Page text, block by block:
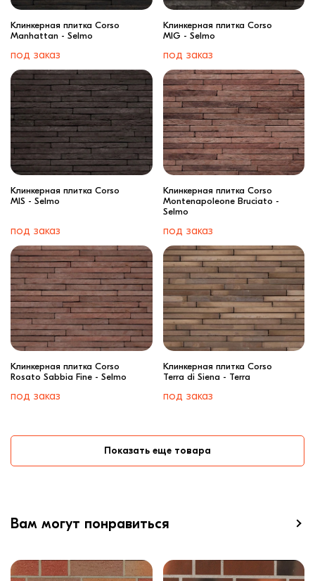
Клинкерная плитка Corso
Manhattan - Selmo
под заказ
Клинкерная плитка Corso
MIG - Selmo
под заказ
Клинкерная плитка Corso
MIS - Selmo
под заказ
Клинкерная плитка Corso
Montenapoleone Bruciato -
Selmo
под заказ
Клинкерная плитка Corso
Rosato Sabbia Fine - Selmo
под заказ
Клинкерная плитка Corso
Terra di Siena - Terra
под заказ
Показать еще товара
Вам могут понравиться